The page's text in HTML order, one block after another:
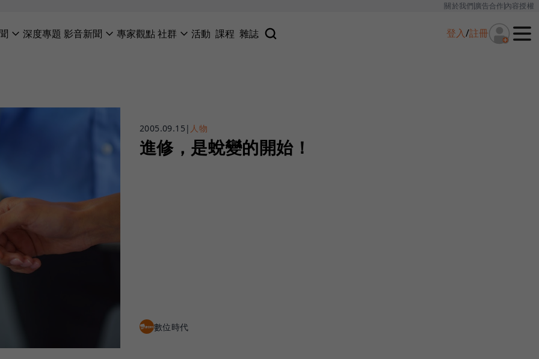
關於我們廣告合作內容授權
深度專題 影音新聞 專家觀點社群 活動 課程 雜誌 登入/註冊
2005.09.15 | 人物
進修，是蛻變的開始！
數位時代